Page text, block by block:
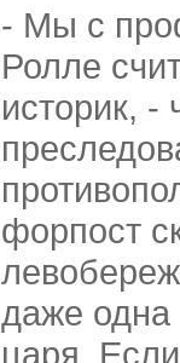
- Мы с
Ролле
историк, -
форпост
даже одна
царя.